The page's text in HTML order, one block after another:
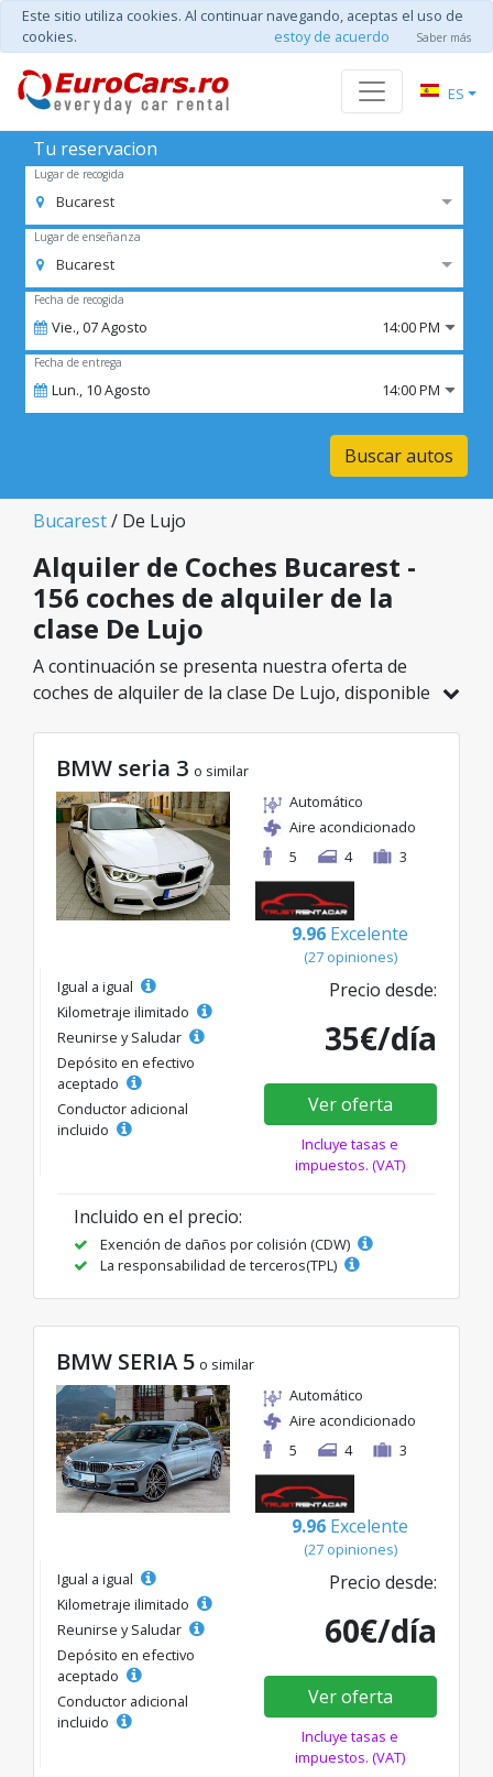
Este sitio utiliza cookies. Al continuar navegando, aceptas el uso de
cookies.
estoy de acuerdo Saber más
ES
Tu reservacion
Lugar de recogida
Bucarest
Lugar de enseñanza
Bucarest
Fecha de recogida
Vie.,07Agosto 14:00 PM
Fecha de entrega
Lun., 10Agosto 14:00 PM
Buscar autos
Bucarest/ De Lujo
Alquiler de Coches Bucarest -
156 coches de alquiler de la
clase De Lujo
A continuación se presenta nuestra oferta de
coches de alquiler de la clase De Lujo, disponible
la categoría seleccionada, con tarifas excelentes
desde solo 32€/día.
BMW seria 3 o similar
Automático
Aire acondicionado
5
4 3
9.96 Excelente
(27 opiniones)
Igual a igual
Kilometraje ilimitado
Reunirse y Saludar
Depósito en efectivo
aceptado
Conductor adicional
incluido
Precio desde:
35€/día
Ver oferta
Incluye tasas e
impuestos. (VAT)
Incluido en el precio:
Exención de daños por colisión (CDW)
La responsabilidad de terceros(TPL)
BMW SERIA 5 o similar
Automático
Aire acondicionado
5
4 3
9.96 Excelente
(27 opiniones)
Igual a igual
Kilometraje ilimitado
Reunirse y Saludar
Depósito en efectivo
aceptado
Conductor adicional
incluido
Precio desde:
60€/día
Ver oferta
Incluye tasas e
impuestos. (VAT)